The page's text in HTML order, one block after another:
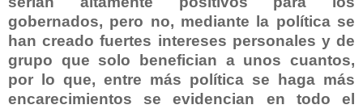
gobernados, pero no, mediante la política se
han creado fuertes intereses personales y de
grupo que solo benefician a unos cuantos,
por lo que, entre más política se haga más
encarecimientos se evidencian en todo el